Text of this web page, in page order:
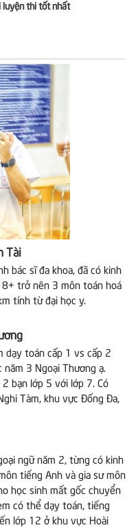
luyện thi tốt nhất
Tài
bác sĩ đa khoa, đã có kinh
trở nên 3 môn toán hoá
tính từ đại học y.
dạy toán cấp 1 vs cấp 2
năm 3 Ngoại Thương ạ.
2 bạn lớp 5 với lớp 7. Có
Tàm, khu vực Đống Đa,
ngữ năm 2, từng có kinh
tiếng Anh và gia sư môn
học sinh mất gốc chuyển
có thể dạy toán, tiếng
lớp 12 ở khu vực Hoài